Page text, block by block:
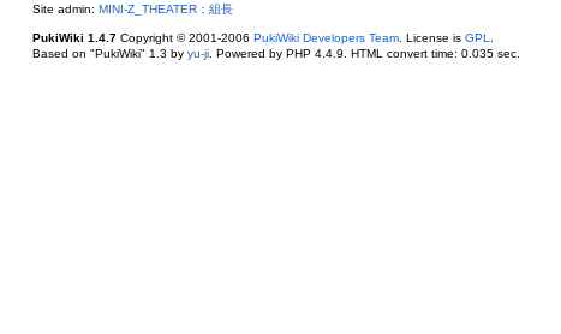
Site admin: MINI-Z_THEATER：組長
PukiWiki 1.4.7Copyright © 2001-2006 PukiWiki Developers Team. License is GPL
Based on "PukiWiki" 1.3 by yu-ji. Powered by PHP 4.4.9. HTML convert time: 0.035 sec.